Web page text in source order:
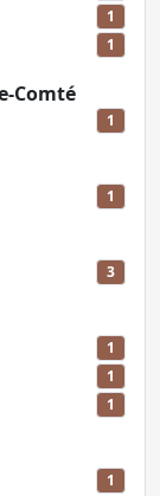
1
1
Comté
1
1
3
1
1
1
1